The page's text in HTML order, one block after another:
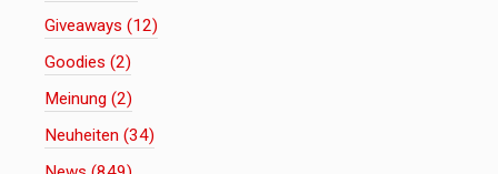
Giveaways (12)
Goodies (2)
Meinung (2)
Neuheiten (34)